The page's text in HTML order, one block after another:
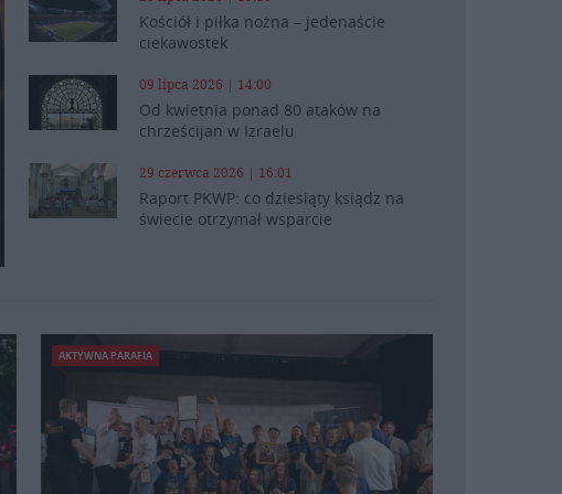
Kościół i piłka nożna – jedenaście
ciekawostek
09 lipca 2026 | 14:00
Od kwietnia ponad 80 ataków na
chrześcijan w Izraelu
29 czerwca 2026 | 16:01
Raport PKWP: co dziesiąty ksiądz na
świecie otrzymał wsparcie
AKTYWNA PARAFIA